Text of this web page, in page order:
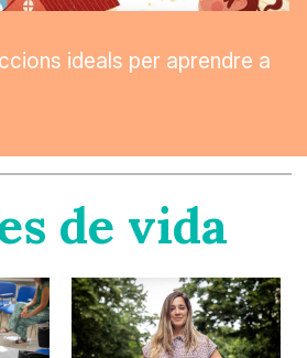
ideals per aprendre a
de vida